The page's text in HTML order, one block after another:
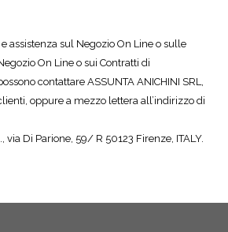
assistenza sul Negozio On Line o sulle
On Line o sui Contratti di
contattare ASSUNTA ANICHINI SRL,
oppure a mezzo lettera all’indirizzo di
via Di Parione, 59/ R 50123 Firenze, ITALY.